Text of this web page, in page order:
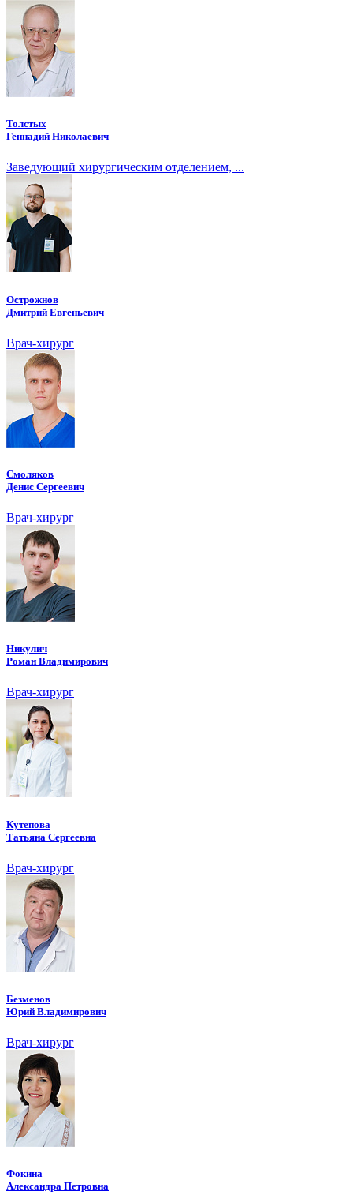
Толстых
Геннадий Николаевич
Заведующий хирургическим отделением, ...
Острожнов
Дмитрий Евгеньевич
Врач-хирург
Смоляков
Денис Сергеевич
Врач-хирург
Никулич
Роман Владимирович
Врач-хирург
Кутепова
Татьяна Сергеевна
Врач-хирург
Безменов
Юрий Владимирович
Врач-хирург
Фокина
Александра Петровна